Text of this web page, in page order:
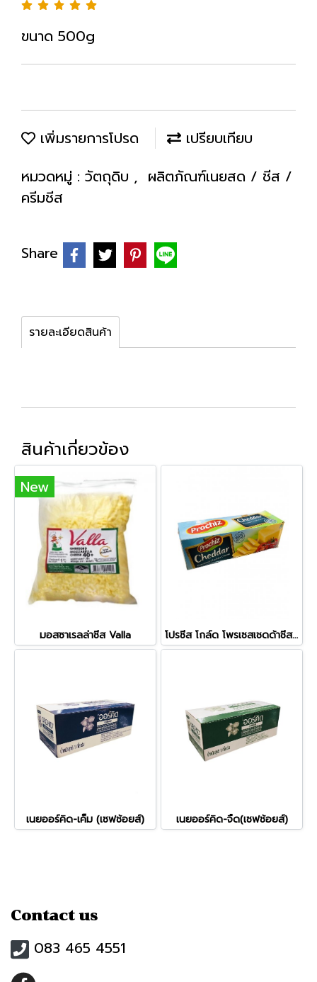
ขนาด 500g
เพิ่มรายการโปรด
เปรียบเทียบ
หมวดหมู่ : วัตถุดิบ , ผลิตภัณฑ์เนยสด / ชีส /
ครีมชีส
Share
รายละเอียดสินค้า
สินค้าเกี่ยวข้อง
New
มอสซาเรลล่าชีส Valla โปรชีส โกล์ด โพรเซสเชดด้าชีส (2กก.)
เนยออร์คิด-เค็ม (เซฟช้อยส์) เนยออร์คิด-จืด(เซฟช้อยส์)
Contact us
083 465 4551